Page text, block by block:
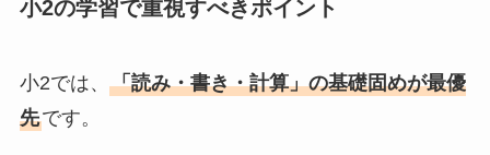
小2の学習で重視すべきポイント
小2では、 「読み・書き・計算」の基礎固めが最優
先です。